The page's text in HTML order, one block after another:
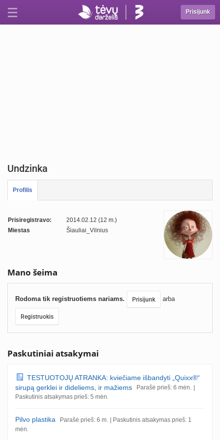
Prisijunk
Undzinka
Profilis
Prisiregistravo:
2014.02.12 (12 m.)
Miestas
Šiauliai_Vilnius
Mano šeima
Rodoma tik registruotiems nariams. Prisijunk arba
Registruokis
Paskutiniai atsakymai
TESTUOTOJŲ ATRANKA: kviečiame išbandyti „Quixx®“
sirupą gerklei ir dideliems, ir mažiems Parašė prieš: 6 mėn.
Paskutinis atsakymas prieš: 5 mėn.
Pilvo plastika Parašė prieš: 6 m. | Paskutinis atsakymas prieš: 1
mėn.